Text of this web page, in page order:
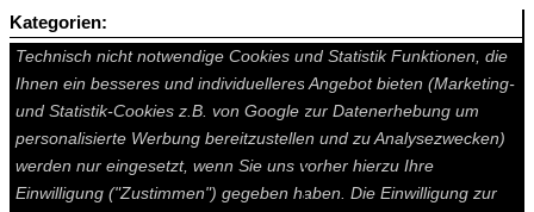
Auf dieser Seite werden technisch notwendige Cookies gesetzt.
Technisch nicht notwendige Cookies und Statistik Funktionen, die
Ihnen ein besseres und individuelleres Angebot bieten (Marketing-
und Statistik-Cookies z.B. von Google zur Datenerhebung um
personalisierte Werbung bereitzustellen und zu Analysezwecken)
werden nur eingesetzt, wenn Sie uns vorher hierzu Ihre
Einwilligung ("Zustimmen") gegeben haben. Die Einwilligung zur
Kategorien: